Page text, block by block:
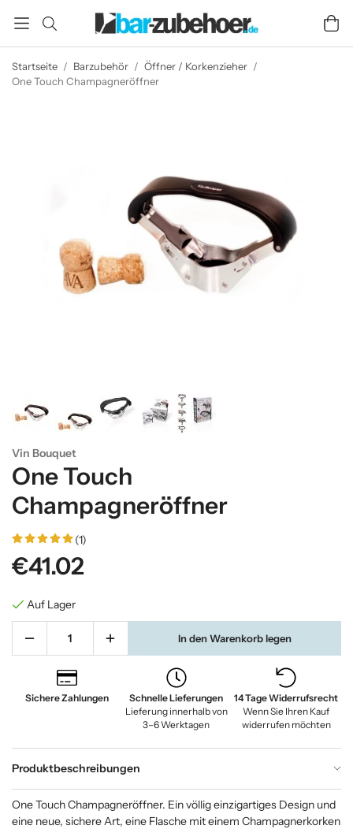
Startseite / Barzubehör / Öffner / Korkenzieher /
One Touch Champagneröffner
Vin Bouquet
One Touch
Champagneröffner
(1)
€41.02
Auf Lager
In den Warenkorb legen
Sichere Zahlungen
Schnelle Lieferungen
Lieferung innerhalb von
3–6 Werktagen
14 Tage Widerrufsrecht
Wenn Sie Ihren Kauf
widerrufen möchten
Produktbeschreibungen
One Touch Champagneröffner. Ein völlig einzigartiges Design und
eine neue, sichere Art, eine Flasche mit einem Champagnerkorken